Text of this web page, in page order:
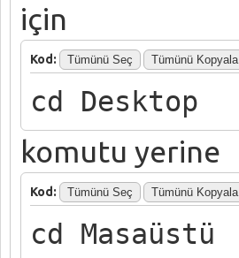
için
Kod: Tümünü Seç Tümünü Kopyala
cd Desktop
komutu yerine
Kod: Tümünü Seç Tümünü Kopyala
cd Masaüstü